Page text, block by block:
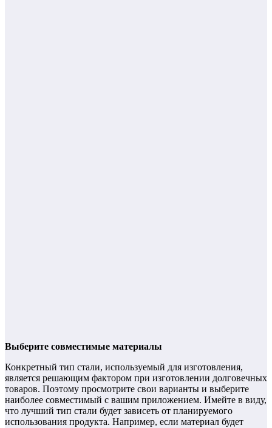
Выберите совместимые материалы
Конкретный тип стали, используемый для изготовления,
является решающим фактором при изготовлении долговечных
товаров. Поэтому просмотрите свои варианты и выберите
наиболее совместимый с вашим приложением. Имейте в виду,
что лучший тип стали будет зависеть от планируемого
использования продукта. Например, если материал будет